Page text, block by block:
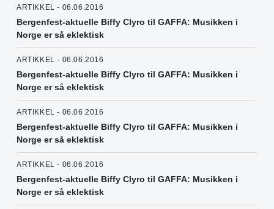
ARTIKKEL - 06.06.2016
Bergenfest-aktuelle Biffy Clyro til GAFFA: Musikken i
Norge er så eklektisk
ARTIKKEL - 06.06.2016
Bergenfest-aktuelle Biffy Clyro til GAFFA: Musikken i
Norge er så eklektisk
ARTIKKEL - 06.06.2016
Bergenfest-aktuelle Biffy Clyro til GAFFA: Musikken i
Norge er så eklektisk
ARTIKKEL - 06.06.2016
Bergenfest-aktuelle Biffy Clyro til GAFFA: Musikken i
Norge er så eklektisk